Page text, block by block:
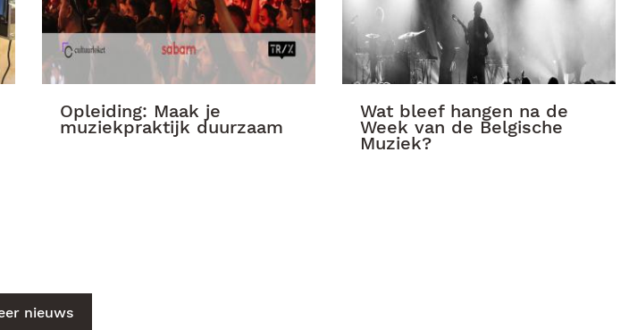
Opleiding: Maak je
muziekpraktijk duurzaam
Wat bleef hangen na de
Week van de Belgische
Muziek?
nieuws